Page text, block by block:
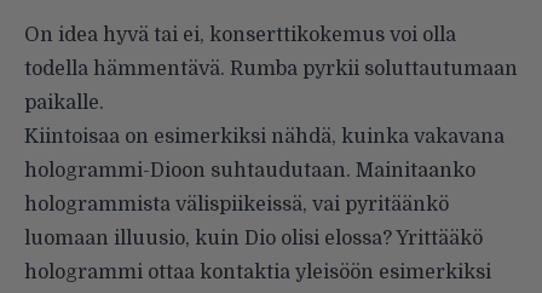
On idea hyvä tai ei, konserttikokemus voi olla
todella hämmentävä. Rumba pyrkii soluttautumaan
paikalle.
Kiintoisaa on esimerkiksi nähdä, kuinka vakavana
hologrammi-Dioon suhtaudutaan. Mainitaanko
hologrammista välispiikeissä, vai pyritäänkö
luomaan illuusio, kuin Dio olisi elossa? Yrittääkö
hologrammi ottaa kontaktia yleisöön esimerkiksi